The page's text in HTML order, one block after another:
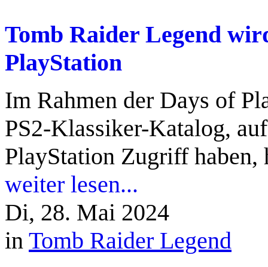
Tomb Raider Legend
PlayStation
Im Rahmen der Days of
PS2-Klassiker-Katalog,
PlayStation Zugriff haben,
weiter lesen...
Di, 28. Mai 2024
in Tomb Raider Legend